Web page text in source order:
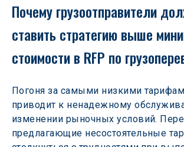
Почему грузоотправители
ставить стратегию выше
стоимости в RFP по
Погоня за самыми низкими
приводит к ненадежному
изменении рыночных условий.
предлагающие несостоятельные